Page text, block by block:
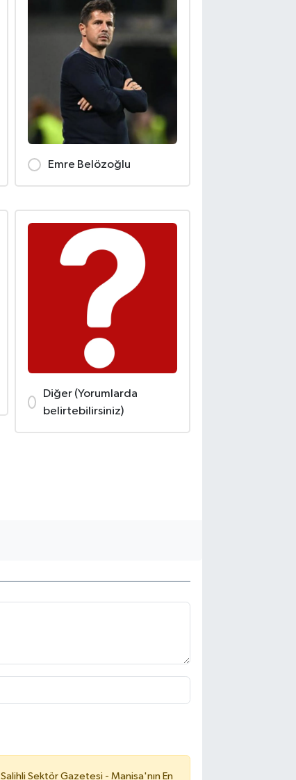
Emre Belözoğlu
Diğer (Yorumlarda
belirtebilirsiniz)
Sektör Gazetesi - Manisa'nın En